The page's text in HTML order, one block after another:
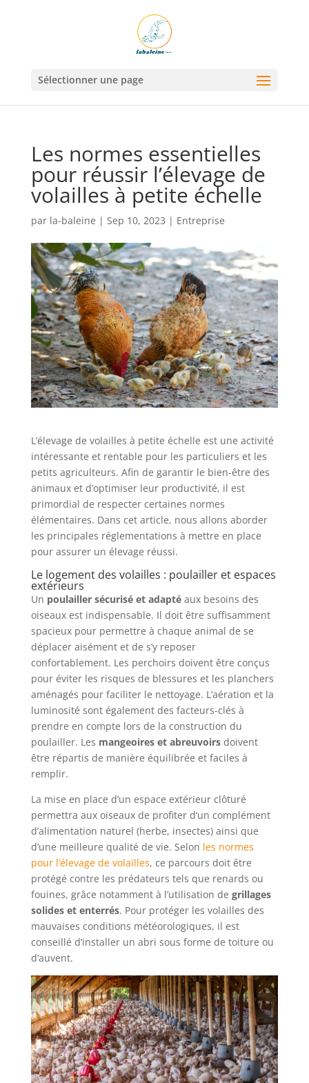
Sélectionner une page
Les normes essentielles
pour réussir l’élevage de
volailles à petite échelle
par la-baleine | Sep 10, 2023 | Entreprise
L’élevage de volailles à petite échelle est une activité
intéressante et rentable pour les particuliers et les
petits agriculteurs. Afin de garantir le bien-être des
animaux et d’optimiser leur productivité, il est
primordial de respecter certaines normes
élémentaires. Dans cet article, nous allons aborder
les principales réglementations à mettre en place
pour assurer un élevage réussi.
Le logement des volailles : poulailler et espaces
extérieurs
Un poulailler sécurisé et adaptéaux besoins des
oiseaux est indispensable. Il doit être suffisamment
spacieux pour permettre à chaque animal de se
déplacer aisément et de s’y reposer
confortablement. Les perchoirs doivent être conçus
pour éviter les risques de blessures et les planchers
aménagés pour faciliter le nettoyage. L’aération et la
luminosité sont également des facteurs-clés à
prendre en compte lors de la construction du
poulailler. Les mangeoires et abreuvoirsdoivent
être répartis de manière équilibrée et faciles à
remplir.
La mise en place d’un espace extérieur clôturé
permettra aux oiseaux de profiter d’un complément
d’alimentation naturel (herbe, insectes) ainsi que
d’une meilleure qualité de vie. Selon les normes
pour l’élevage de volailles, ce parcours doit être
protégé contre les prédateurs tels que renards ou
fouines, grâce notamment à l’utilisation de grillages
solides et enterrés. Pour protéger les volailles des
mauvaises conditions météorologiques, il est
conseillé d’installer un abri sous forme de toiture ou
d’auvent.